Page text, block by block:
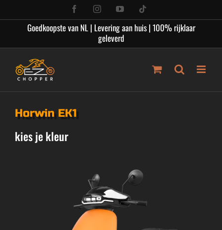
naar
FacebookInstagramYouTube
Goedkoopste van NL | Levering aan huis | 100% rijklaar
geleverd
Horwin EK1
kies je kleur